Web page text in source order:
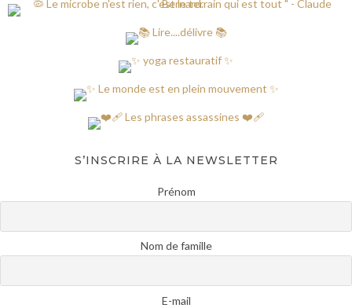
S’INSCRIRE À LA NEWSLETTER
Prénom
Nom de famille
E-mail